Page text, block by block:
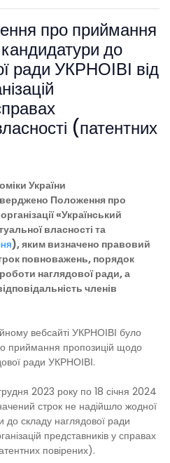
про приймання
до
ради УКРНОІВІ від
(патентних
України
Положення про
«Український
власності та
), яким визначено правовий
повноважень, порядок
наглядової ради, а
членів
вебсайті УКРНОІВІ було
приймання пропозицій щодо
ради УКРНОІВІ.
2023 року по 18 січня 2024
строк не надійшло жодної
до складу наглядової ради
представників у справах
повірених).